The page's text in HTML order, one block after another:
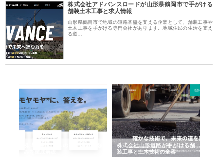
株式会社アドバンスロードが山形県鶴岡市で手がける
舗装土木工事と求人情報
山形県鶴岡市で地域の道路基盤を支える企業として、舗装工事や
土木工事を手がける専門会社があります。地域住民の生活を支え
る道…
株式会社ＣＳＡの事業内容と強
株式会社山形道路が手がける舗
装工事と土木技術の全容